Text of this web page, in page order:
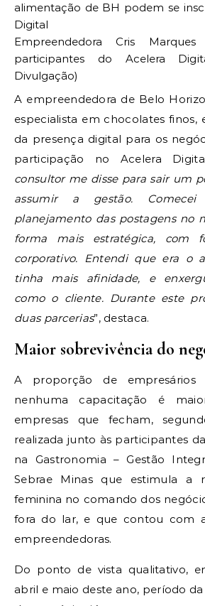
Empreendedora Cris
participantes do Acelera
Divulgação)
A empreendedora de Belo
especialista em chocolates
da presença digital para os
participação no Acelera
consultor me disse para sair um
assumir a gestão.
planejamento das postagens no
forma mais estratégica, com
corporativo. Entendi que era o
tinha mais afinidade, e
como o cliente. Durante este
duas parcerias”, destaca.
Maior sobrevivência do
A proporção de
nenhuma capacitação é
empresas que fecham,
realizada junto às participantes
na Gastronomia – Gestão
Sebrae Minas que estimula a
feminina no comando dos
fora do lar, e que contou com
empreendedoras.
Do ponto de vista qualitativo,
abril e maio deste ano, período